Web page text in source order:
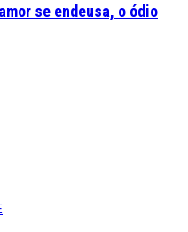
se endeusa, o ódio